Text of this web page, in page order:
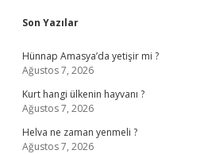
Sidebar
Son Yazılar
Hünnap Amasya’da yetişir mi ?
Ağustos 7, 2026
Kurt hangi ülkenin hayvanı ?
Ağustos 7, 2026
Helva ne zaman yenmeli ?
Ağustos 7, 2026